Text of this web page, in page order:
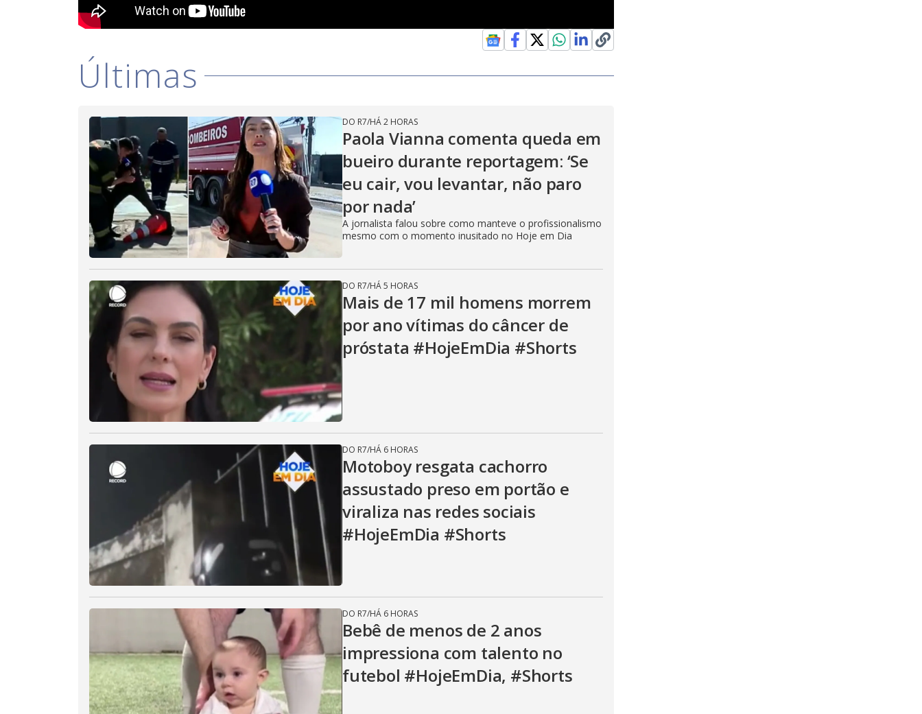
Últimas
DO R7/HÁ 2 HORAS
Paola Vianna comenta queda em
bueiro durante reportagem: ‘Se
eu cair, vou levantar, não paro
por nada’
A jornalista falou sobre como manteve o profissionalismo
mesmo com o momento inusitado no Hoje em Dia
DO R7/HÁ 5 HORAS
Mais de 17 mil homens morrem
por ano vítimas do câncer de
próstata #HojeEmDia #Shorts
DO R7/HÁ 6 HORAS
Motoboy resgata cachorro
assustado preso em portão e
viraliza nas redes sociais
#HojeEmDia #Shorts
DO R7/HÁ 6 HORAS
Bebê de menos de 2 anos
impressiona com talento no
futebol #HojeEmDia, #Shorts